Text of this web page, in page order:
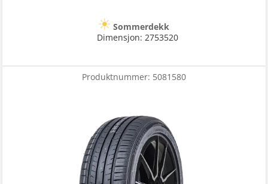
Sommerdekk
Dimensjon: 2753520
Produktnummer: 5081580